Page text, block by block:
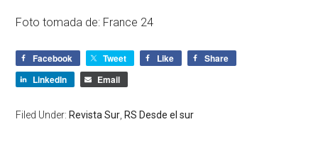
Foto tomada de: France 24
Facebook Tweet Like
Share
LinkedIn
Email
Filed Under: Revista Sur RS Desde el sur